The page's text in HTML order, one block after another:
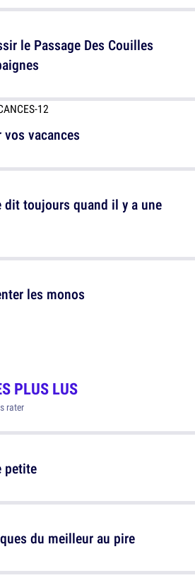
le Passage Des Couilles
dit toujours quand il y a une
vacances
les monos
PLUS LUS
rater
petite
du meilleur au pire